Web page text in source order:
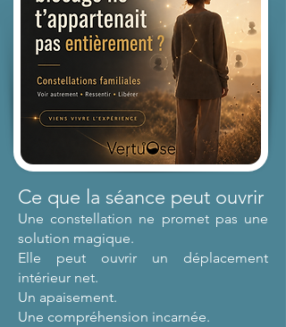
Ce que la séance peut ouvrir
Une constellation ne promet pas une
solution magique.
Elle peut ouvrir un déplacement
intérieur net.
Un apaisement.
Une compréhension incarnée.